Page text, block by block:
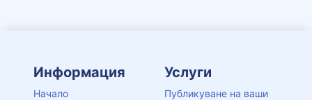
Информация
Начало
Услуги
Публикуване на ваши